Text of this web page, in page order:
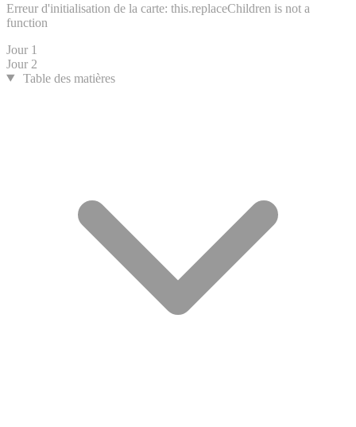
Erreur d'initialisation de la carte: this.replaceChildren is not a
function
Jour 1
Jour 2
Table des matières